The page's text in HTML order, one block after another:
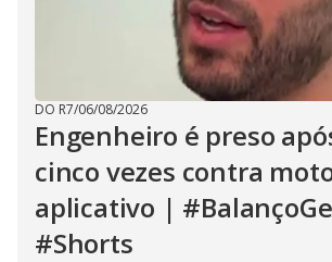
DO R7/06/08/2026
Engenheiro é preso
cinco vezes contra
aplicativo |
#Shorts